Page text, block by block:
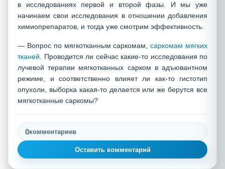
в исследованиях первой и второй фазы. И мы уже
начинаем свои исследования в отношении добавления
химиопрепаратов, и тогда уже смотрим эффективность.
— Вопрос по мягкотканным саркомам,саркомам мягких
тканей . Проводится ли сейчас какие-то исследования по
лучевой терапии мягкотканных сарком в адъювантном
режиме, и соответственно влияет ли как-то гистотип
опухоли, выборка какая-то делается или же берутся все
мягкотканные саркомы?
0комментариев
Оставить комментарий